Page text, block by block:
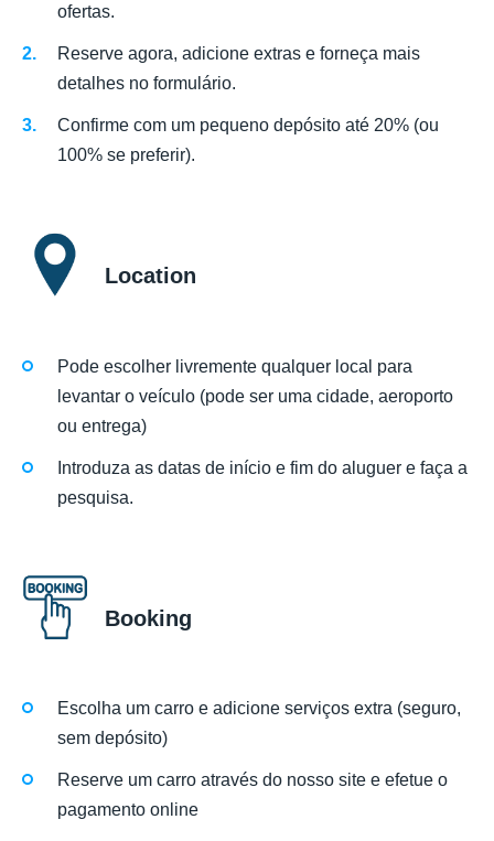
ofertas.
Reserve agora, adicione extras e forneça mais
detalhes no formulário.
Confirme com um pequeno depósito até 20% (ou
100% se preferir).
Location
Pode escolher livremente qualquer local para
levantar o veículo (pode ser uma cidade, aeroporto
ou entrega)
Introduza as datas de início e fim do aluguer e faça a
pesquisa.
Booking
Escolha um carro e adicione serviços extra (seguro,
sem depósito)
Reserve um carro através do nosso site e efetue o
pagamento online